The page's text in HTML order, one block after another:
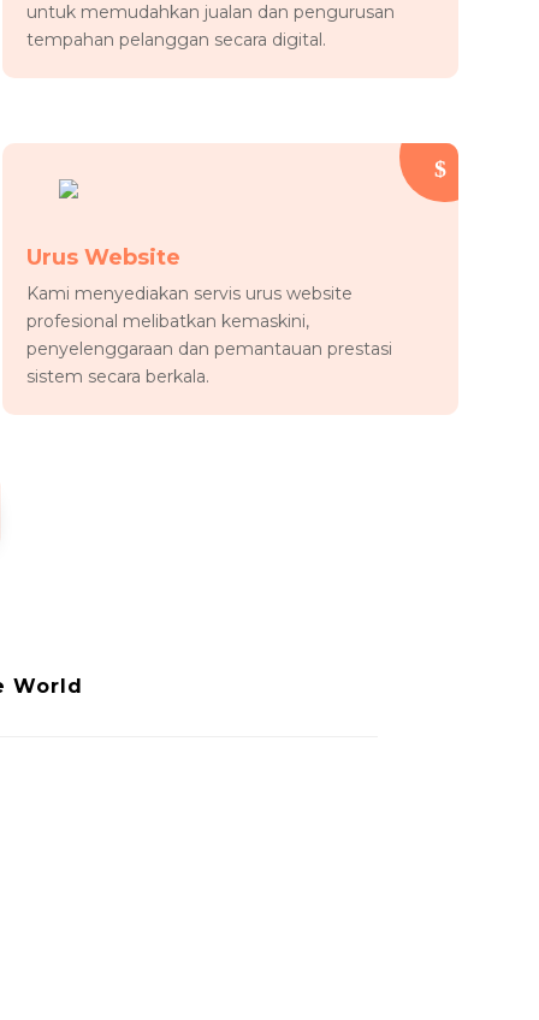
untuk memudahkan jualan dan pengurusan
tempahan pelanggan secara digital.
Urus Website
Kami menyediakan servis urus website
profesional melibatkan kemaskini,
penyelenggaraan dan pemantauan prestasi
sistem secara berkala.
World